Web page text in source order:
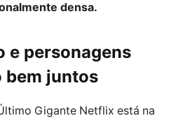
densa.
e personagens
bem juntos
Gigante Netflix está na